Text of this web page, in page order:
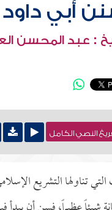
أبي داود
: عبد المحسن
النصي الكامل
تناولها التشريع